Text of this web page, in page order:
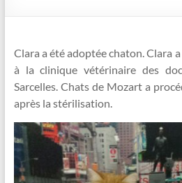
Clara a été adoptée chaton. Clara
à la clinique vétérinaire des
Sarcelles. Chats de Mozart a
après la stérilisation.